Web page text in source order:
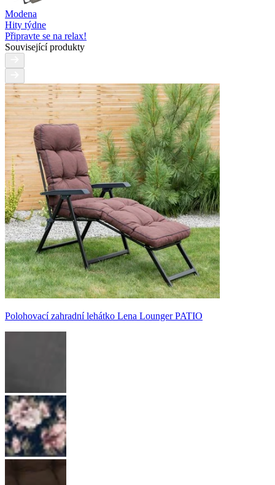
Modena
Hity týdne
Připravte se na relax!
Související produkty
Polohovací zahradní lehátko Lena Lounger PATIO